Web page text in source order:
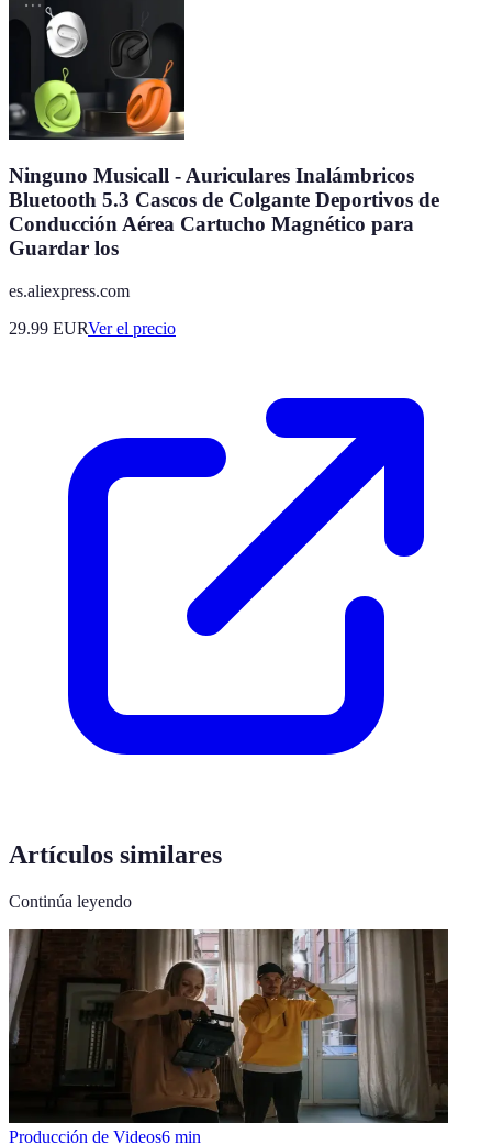
Ninguno Musicall - Auriculares Inalámbricos
Bluetooth 5.3 Cascos de Colgante Deportivos de
Conducción Aérea Cartucho Magnético para
Guardar los
es.aliexpress.com
29.99 EURVer el precio
Artículos similares
Continúa leyendo
Producción de Videos6 min